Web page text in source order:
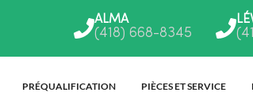
ALMA
(418) 668-8345
PRÉQUALIFICATION PIÈCES ET SERVICE